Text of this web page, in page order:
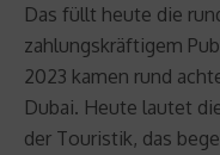
Das füllt heute die
zahlungskräftigem
2023 kamen rund
Dubai. Heute lautet
der Touristik, das